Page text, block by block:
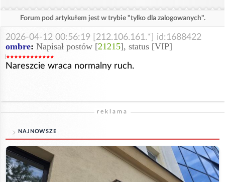
Forum pod artykułem jest w trybie "tylko dla zalogowanych".
2026-04-12 00:56:19 [212.106.161.*] id:1688422
ombre: Napisał postów [21215], status [VIP]
Nareszcie wraca normalny ruch.
reklama
NAJNOWSZE